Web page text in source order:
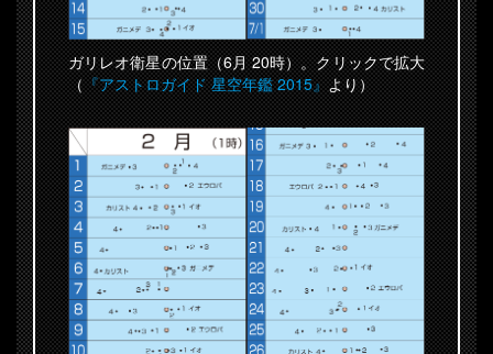
ガリレオ衛星の位置（6月 20時）。クリックで拡大
（『アストロガイド 星空年鑑 2015』より）